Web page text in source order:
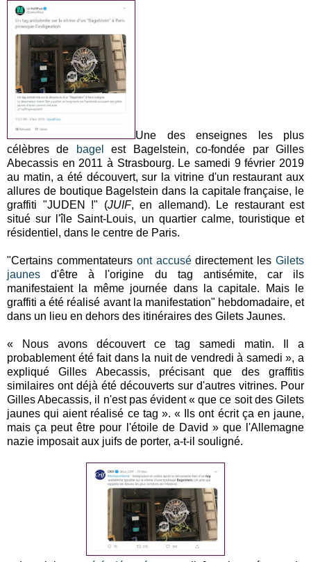
Une des enseignes les plus
célèbres de
bagel
est Bagelstein, co-fondée par Gilles
Abecassis en 2011 à Strasbourg. Le samedi 9 février 2019
au matin, a été découvert, sur la vitrine d'un restaurant aux
allures de boutique Bagelstein dans la capitale française, le
graffiti "JUDEN !" (JUIF, en allemand). Le restaurant est
situé sur l'île Saint-Louis, un quartier calme, touristique et
résidentiel, dans le centre de Paris.
"Certains commentateurs ont accusédirectement lesGilets
jaunes d'être à l'origine du tag antisémite, car ils
manifestaient la même journée dans la capitale. Mais le
graffiti a été réalisé avant la manifestation" hebdomadaire, et
dans un lieu en dehors des itinéraires des Gilets Jaunes.
« Nous avons découvert ce tag samedi matin. Il a
probablement été fait dans la nuit de vendredi à samedi », a
expliqué Gilles Abecassis, précisant que des graffitis
similaires ont déjà été découverts sur d'autres vitrines. Pour
Gilles Abecassis, il n'est pas évident « que ce soit des Gilets
jaunes qui aient réalisé ce tag ». « Ils ont écrit ça en jaune,
mais ça peut être pour l'étoile de David » que l'Allemagne
nazie imposait aux juifs de porter, a-t-il souligné.